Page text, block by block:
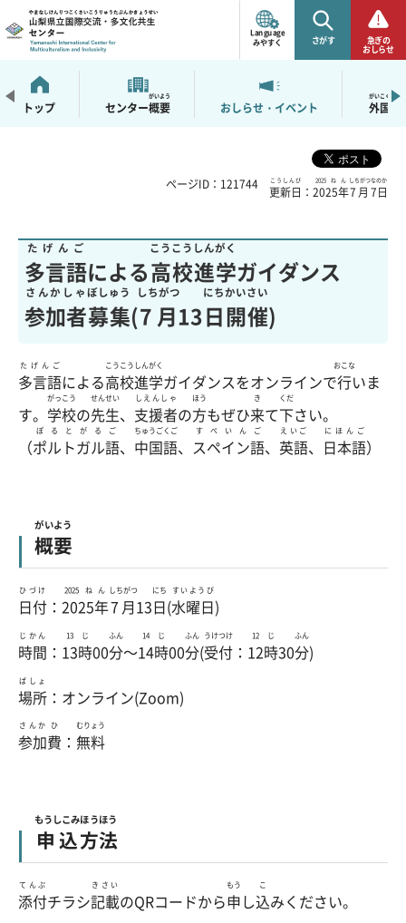
山梨県立国際交流・多
文化共生センター
Language
みやすく
さがす 急ぎの
おしらせ
トップ センター概要
がいよう
おしらせ・イベント 外国人
がいこくじん
ページID：121744 更新日
こうしんび
： 2025年
2025ねん
7月
しちがつ
7日
なのか
多言語
たげんご
による高校
こうこう
進学
しんがく
ガイダンス
参加者
さんかしゃ
募集
ぼしゅう
(7月
しちがつ
13日
にち
開催
かいさい
)
多言語
たげんご
による高校
こうこう
進学
しんがく
ガイダンスをオンラインで行
おこな
いま
す。 学校
がっこう
の先生
せんせい
、 支援者
しえんしゃ
の方
ほう
もぜひ来
き
て下
くだ
さい。
（ポルトガル
ぽるとがる
語
ご
、 中国語
ちゅうごくご
、 スペイン
すぺいん
語
ご
、 英語
えいご
、 日本語
にほんご
）
概要
がいよう
日付
ひづけ
： 2025年
2025ねん
7月
しちがつ
13日
にち
(水曜日
すいようび
)
時間
じかん
： 13時
13じ
00分
ふん
～14時
14じ
00分
ふん
(受付
うけつけ
： 12時
12じ
30分
ふん
)
場所
ばしょ
：オンライン(Zoom)
参加
さんか
費
ひ
： 無料
むりょう
申込
もうしこみ
方法
ほうほう
添付
てんぷ
チラシ記載
きさい
のQRコードから申
もう
し込
こ
みください。